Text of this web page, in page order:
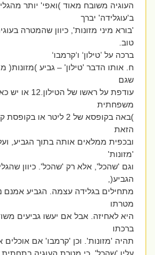
העוגיה משובח מאוד )ואפי' יותר
ב'עוגלידה' יברך
'בורא מיני מזונות', כיוון שהמטרה
טוב.
ברכה על ’טילון‘ ו‘קרמבו‘
ח. אותו הדבר 'טילון' – גביע )מזונות(
שגם
עודפת על ראשו של
משפחתית
)באה בקופסא של 2 ליטר או
הזאת
ובכפית ממלאים אותה בתוך הגביע, ועל
'מזונות'
וגם 'שהכל', אלא רק 'שהכל'. כיוון
הגביע(,
מתחילים בגלידה עצמה. הגביע אמנם
מטרתו
היא לאחיזה. אבל אם יעשו גביעים
ברכתו
תהיה 'מזונות'. וכן 'קרמבו' אם אוכלים